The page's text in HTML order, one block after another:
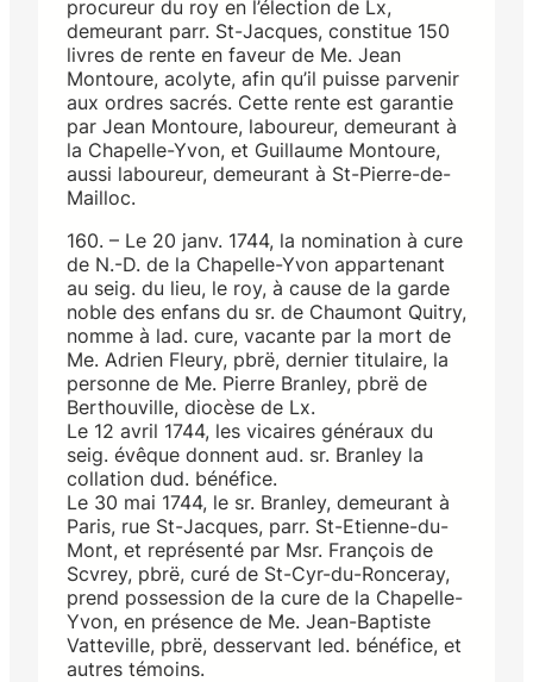
procureur du roy en l’élection de Lx,
demeurant parr. St-Jacques, constitue 150
livres de rente en faveur de Me. Jean
Montoure, acolyte, afin qu’il puisse parvenir
aux ordres sacrés. Cette rente est garantie
par Jean Montoure, laboureur, demeurant à
la Chapelle-Yvon, et Guillaume Montoure,
aussi laboureur, demeurant à St-Pierre-de-
Mailloc.
160. – Le 20 janv. 1744, la nomination à cure
de N.-D. de la Chapelle-Yvon appartenant
au seig. du lieu, le roy, à cause de la garde
noble des enfans du sr. de Chaumont Quitry,
nomme à lad. cure, vacante par la mort de
Me. Adrien Fleury, pbrë, dernier titulaire, la
personne de Me. Pierre Branley, pbrë de
Berthouville, diocèse de Lx.
Le 12 avril 1744, les vicaires généraux du
seig. évêque donnent aud. sr. Branley la
collation dud. bénéfice.
Le 30 mai 1744, le sr. Branley, demeurant à
Paris, rue St-Jacques, parr. St-Etienne-du-
Mont, et représenté par Msr. François de
Scvrey, pbrë, curé de St-Cyr-du-Ronceray,
prend possession de la cure de la Chapelle-
Yvon, en présence de Me. Jean-Baptiste
Vatteville, pbrë, desservant led. bénéfice, et
autres témoins.